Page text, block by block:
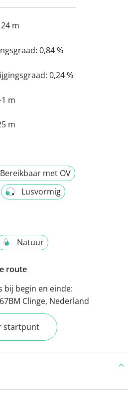
24 m
0,84 %
0,24 %
m
m
Bereikbaar met OV
Lusvormig
Natuur
route
bij begin en einde:
Clinge, Nederland
startpunt